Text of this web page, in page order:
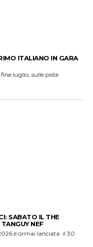
ITALIANO IN GARA
luglio, sulle piste
SABATO IL THE
NEF
è ormai lanciata: il 30